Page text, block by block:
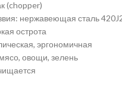
(chopper)
нержавеющая сталь
острота
эргономичная
овощи, зелень